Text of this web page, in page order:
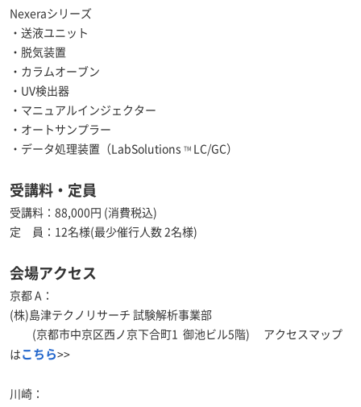
Nexeraシリーズ
・送液ユニット
・脱気装置
・カラムオーブン
・UV検出器
・マニュアルインジェクター
・オートサンプラー
・データ処理装置（LabSolutions TM LC/GC）
受講料・定員
受講料：88,000円 (消費税込)
定 員：12名様(最少催行人数 2名様)
会場アクセス
京都 A：
(株)島津テクノリサーチ 試験解析事業部
(京都市中京区西ノ京下合町1 御池ビル5階) アクセスマップ
は こちら>>
川崎：